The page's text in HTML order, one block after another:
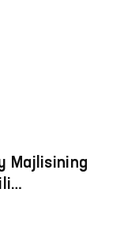
Majlisining
birinchi yarim